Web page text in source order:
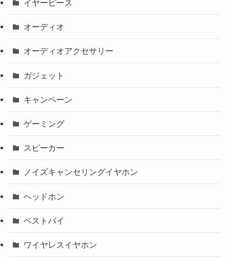
イヤーピース
オーディオ
オーディオアクセサリー
ガジェット
キャンペーン
ゲーミング
スピーカー
ノイズキャンセリングイヤホン
ヘッドホン
ベストバイ
ワイヤレスイヤホン